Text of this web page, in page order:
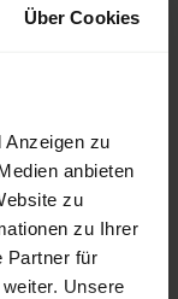
Über Cookies
Anzeigen zu
anbieten
zu
zu Ihrer
Partner für
Unsere
Mai
2026